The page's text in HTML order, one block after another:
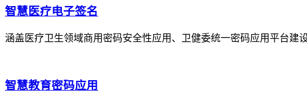
智慧医疗电子签名
涵盖医疗卫生领域商用密码安全性应用、卫健委统一密码应用平台建
智慧教育密码应用